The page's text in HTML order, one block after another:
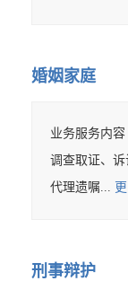
婚姻家庭
业务服务内
调查取证、
代理遗嘱...
刑事辩护